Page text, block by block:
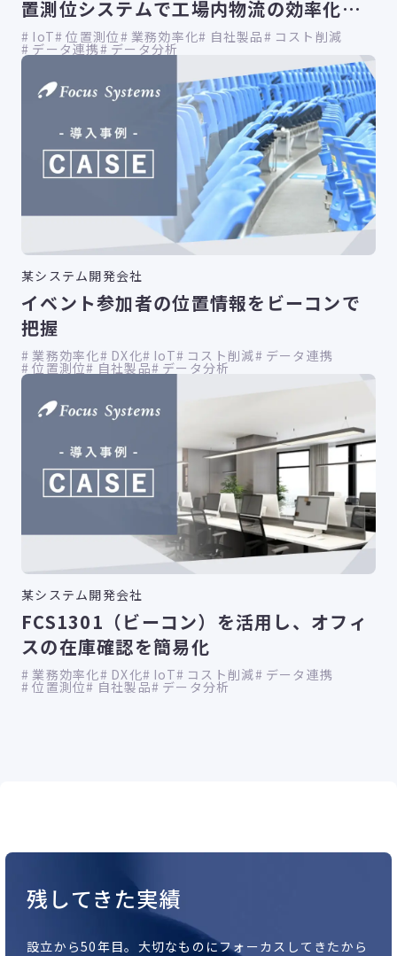
置測位システムで工場内物流の効率化実
現IoT 位置測位 業務効率化 自社製品 コスト削減
データ連携 データ分析
某システム開発会社
イベント参加者の位置情報をビーコンで
把握
業務効率化 DX化 IoT コスト削減 データ連携
位置測位 自社製品 データ分析
某システム開発会社
FCS1301（ビーコン）を活用し、オフィ
スの在庫確認を簡易化
業務効率化 DX化 IoT コスト削減 データ連携
位置測位 自社製品 データ分析
残してきた実績
設立から50年目。 大切なものにフォーカスしてきたから